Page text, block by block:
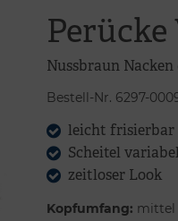
Nussbraun
Bestell-Nr. 6297-
leicht frisierbar
Scheitel
zeitloser Look
Kopfumfang: mittel